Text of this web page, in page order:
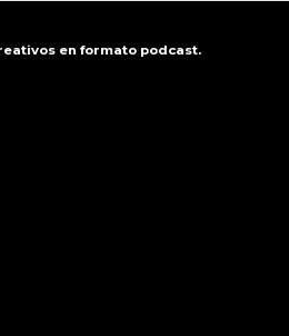
en formato podcast.